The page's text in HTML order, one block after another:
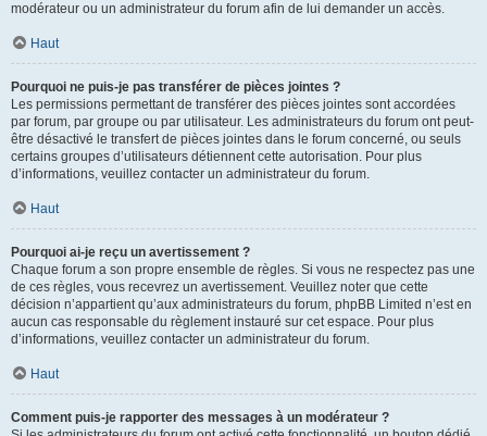
modérateur ou un administrateur du forum afin de lui demander un accès.
Haut
Pourquoi ne puis-je pas transférer de pièces jointes ?
Les permissions permettant de transférer des pièces jointes sont accordées
par forum, par groupe ou par utilisateur. Les administrateurs du forum ont peut-
être désactivé le transfert de pièces jointes dans le forum concerné, ou seuls
certains groupes d’utilisateurs détiennent cette autorisation. Pour plus
d’informations, veuillez contacter un administrateur du forum.
Haut
Pourquoi ai-je reçu un avertissement ?
Chaque forum a son propre ensemble de règles. Si vous ne respectez pas une
de ces règles, vous recevrez un avertissement. Veuillez noter que cette
décision n’appartient qu’aux administrateurs du forum, phpBB Limited n’est en
aucun cas responsable du règlement instauré sur cet espace. Pour plus
d’informations, veuillez contacter un administrateur du forum.
Haut
Comment puis-je rapporter des messages à un modérateur ?